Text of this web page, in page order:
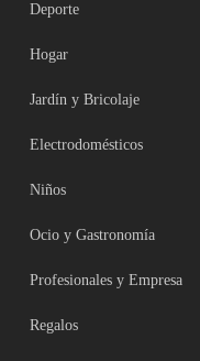
Deporte
Hogar
Jardín y Bricolaje
Electrodomésticos
Niños
Ocio y Gastronomía
Profesionales y Empresa
Regalos